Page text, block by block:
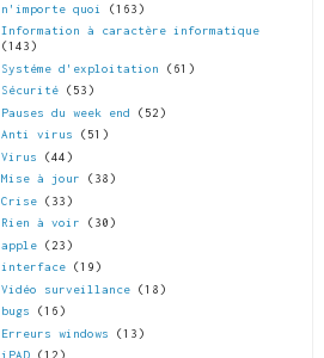
n'importe quoi
(163)
Information à caractère informatique
(143)
Systéme d'exploitation
(61)
Sécurité
(53)
Pauses du week end
(52)
Anti virus
(51)
Virus
(44)
Mise à jour
(38)
Crise
(33)
Rien à voir
(30)
apple
(23)
interface
(19)
Vidéo surveillance
(18)
bugs
(16)
Erreurs windows
(13)
iPAD
(12)